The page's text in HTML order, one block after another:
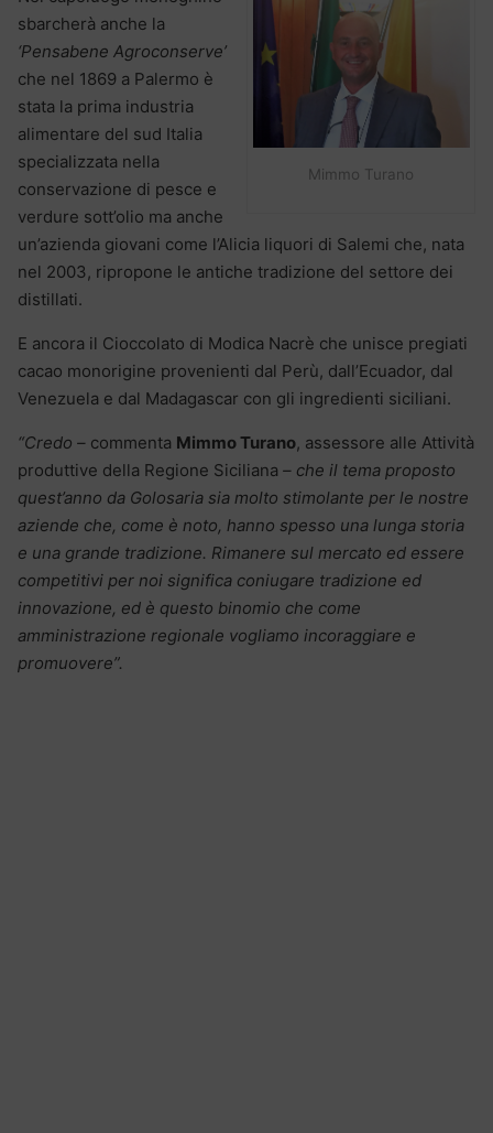
Mimmo Turano
sbarcherà anche la
‘Pensabene Agroconserve’
che nel 1869 a Palermo è
stata la prima industria
alimentare del sud Italia
specializzata nella
conservazione di pesce e
verdure sott’olio ma anche
un’azienda giovani come l’Alicia liquori di Salemi che, nata
nel 2003, ripropone le antiche tradizione del settore dei
distillati.
E ancora il Cioccolato di Modica Nacrè che unisce pregiati
cacao monorigine provenienti dal Perù, dall’Ecuador, dal
Venezuela e dal Madagascar con gli ingredienti siciliani.
“Credo – commenta Mimmo Turano, assessore alle Attività
produttive della Regione Siciliana – che il tema proposto
quest’anno da Golosaria sia molto stimolante per le nostre
aziende che, come è noto, hanno spesso una lunga storia
e una grande tradizione. Rimanere sul mercato ed essere
competitivi per noi significa coniugare tradizione ed
innovazione, ed è questo binomio che come
amministrazione regionale vogliamo incoraggiare e
promuovere”.